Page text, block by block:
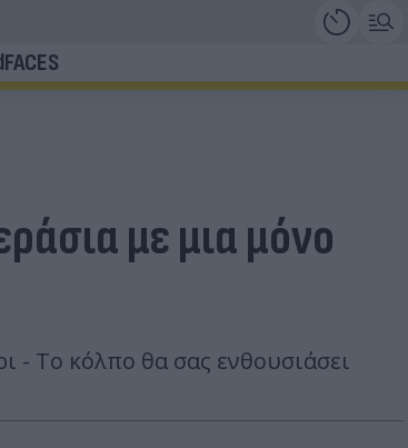
FACES
με μια μόνο
- Το κόλπο θα σας ενθουσιάσει